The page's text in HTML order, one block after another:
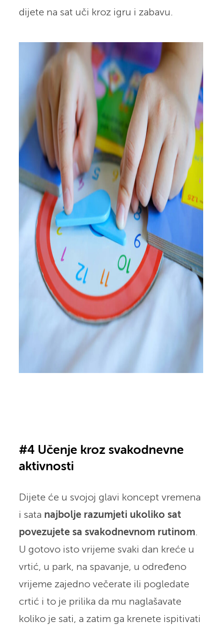
dijete na sat uči kroz igru i zabavu.
#4 Učenje kroz svakodnevne
aktivnosti
Dijete će u svojoj glavi koncept vremena
i sata najbolje razumjeti ukoliko sat
povezujete sa svakodnevnom rutinom.
U gotovo isto vrijeme svaki dan kreće u
vrtić, u park, na spavanje, u određeno
vrijeme zajedno večerate ili pogledate
crtić i to je prilika da mu naglašavate
koliko je sati, a zatim ga krenete ispitivati